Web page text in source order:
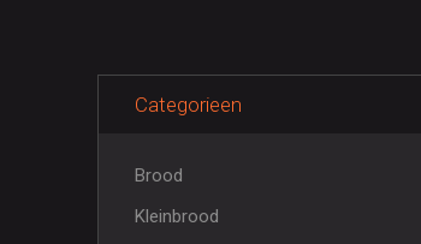
Categorieen
Brood
Kleinbrood